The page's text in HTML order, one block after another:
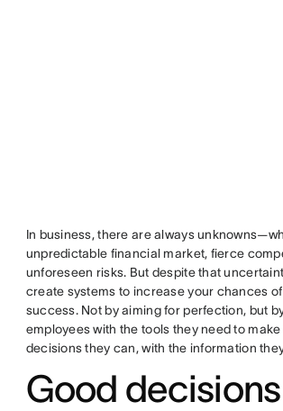
In business, there are always
unpredictable financial market, fierce
unforeseen risks. But despite that
create systems to increase your chances
success. Not by aiming for perfection, but
employees with the tools they need to
decisions they can, with the information
Good